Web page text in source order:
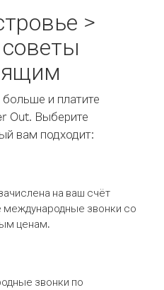
>
больше и платите
Out. Выберите
вам подходит:
на ваш счёт
международные звонки со
ценам.
звонки по